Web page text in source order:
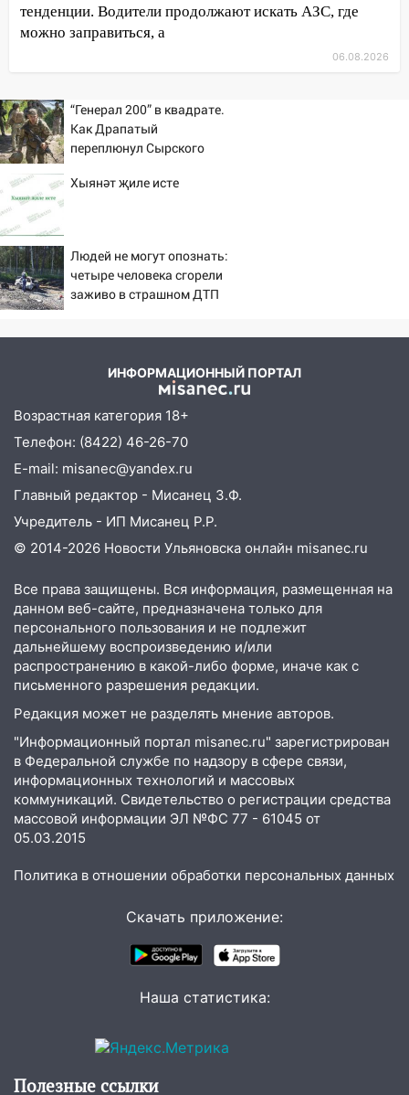
12:00 Где есть бензин в Ульяновске 7
августа: список АЗС
приговор
11:38
В Ленинском районе пожар
полностью уничтожил дачный дом и
сарай
11:38
ЕГЭ с 2027 года
11:25
В Ульяновске ИИ будет выявлять
нарушителей на контейнерных
площадках
11:20 Ульяновская шахматистка
Валерия Клейменова выиграла два
золота в составе сборной мира
11:16 В Ульяновске открыли памятную
доску декабристу Кондратию Рылееву
10:40 В Ульяновске спасатели ночью
нашли потерявшегося в заброшенных
садах 79-летнего мужчину
10:26 На нескольких улицах Ульяновска
10:14 В Ульяновске двоих участников
коррупционной схемы при ЦГКБ
отправили в колонию на 7 и 8 лет
09:52 Ночью беспилотники сбили над
соседними Татарстаном и Саратовской
областью
09:41 Диана Шурыгина уверовала в
Бога в СИЗО
09:35 В Ульяновске директора фирмы
будут судить за неуплату налогов на 48
млн рублей
08:22
Подросток на питбайке сбил
Жара возвращается: ожидается
знойный и сухой четверг
пострадал 38-летний водитель
«Каждая пятая женщина и каждый
второй мужчина в мире сталкиваются с
тенденции. Водители продолжают искать АЗС, где
можно заправиться, а
06.08.2026
“Генерал 200” в квадрате.
Как Драпатый
переплюнул Сырского
Хыянәт җиле исте
Людей не могут опознать:
четыре человека сгорели
заживо в страшном ДТП
ИНФОРМАЦИОННЫЙ ПОРТАЛ
Возрастная категория 18+
Телефон: (8422) 46-26-70
E-mail: misanec@yandex.ru
Главный редактор - Мисанец З.Ф.
Учредитель - ИП Мисанец Р.Р.
© 2014-2026 Новости Ульяновска онлайн misanec.ru
Все права защищены. Вся информация, размещенная на
данном веб-сайте, предназначена только для
персонального пользования и не подлежит
дальнейшему воспроизведению и/или
распространению в какой-либо форме, иначе как с
письменного разрешения редакции.
Редакция может не разделять мнение авторов.
"Информационный портал misanec.ru" зарегистрирован
в Федеральной службе по надзору в сфере связи,
информационных технологий и массовых
коммуникаций. Свидетельство о регистрации средства
массовой информации ЭЛ №ФС 77 - 61045 от
05.03.2015
Политика в отношении обработки персональных данных
Скачать приложение:
Наша статистика:
Полезные ссылки